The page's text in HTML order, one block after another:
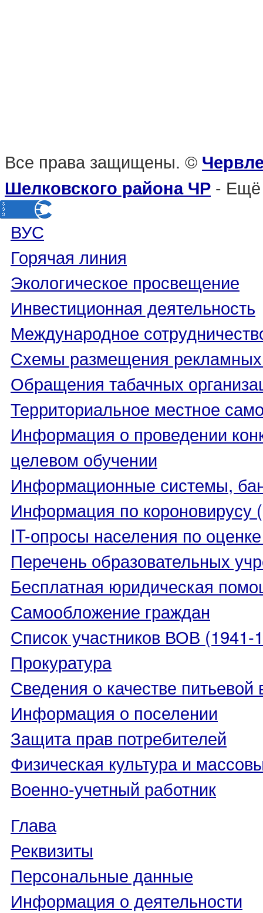
Все права защищены. ©
Шелковского района ЧР - Ещё
ВУС
Горячая линия
Экологическое просвещение
Инвестиционная деятельность
Международное
Схемы размещения рекламных
Обращения табачных
Территориальное местное
Информация о проведении
целевом обучении
Информационные системы,
Информация по короновирусу
IT-опросы населения по
Перечень образовательных
Бесплатная юридическая
Самообложение граждан
Список участников ВОВ (1941-
Прокуратура
Сведения о качестве питьевой
Информация о поселении
Защита прав потребителей
Физическая культура и
Военно-учетный работник
Глава
Реквизиты
Персональные данные
Информация о деятельности